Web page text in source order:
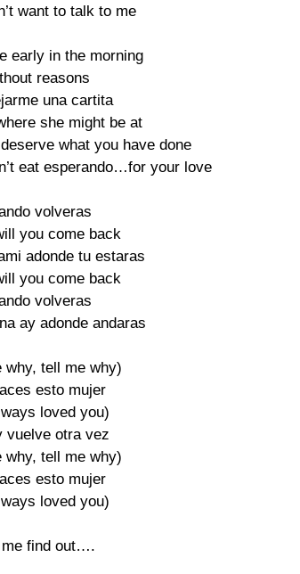
want to talk to me
early in the morning
reasons
una cartita
she might be at
what you have done
eat esperando…for your love
volveras
you come back
adonde tu estaras
you come back
volveras
ay adonde andaras
why, tell me why)
esto mujer
loved you)
vuelve otra vez
why, tell me why)
esto mujer
loved you)
me find out….